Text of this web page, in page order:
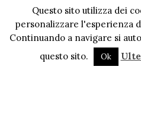
Questo sito utilizza dei
personalizzare l'esperienza
Continuando a navigare si
questo sito.
Ok